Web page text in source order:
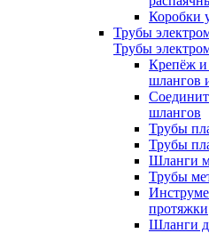
Коробки
Трубы
Трубы
Крепёж и
шлангов
шлангов
Трубы
Трубы
Шланги
Трубы
протяжки
Шланги